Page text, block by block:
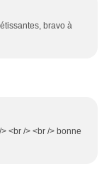
bravo à
<br /> <br /> bonne